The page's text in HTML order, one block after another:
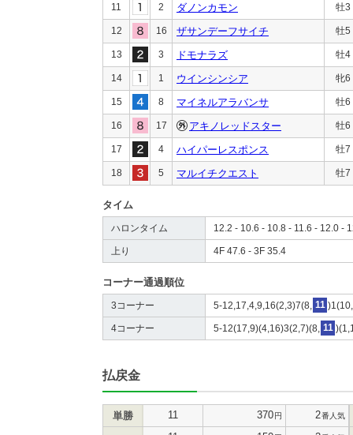
11 2 ダノンカモン 牡3
12 16 ザサンデーフサイチ 牡5
13 3 ドモナラズ 牡4
14 1 ウインシンシア 牝6
15 8 マイネルアラバンサ 牡6
16 17 アキノレッドスター 牡6
17 4 ハイパーレスポンス 牡7
18 5 マルイチクエスト 牡7
タイム
ハロンタイム 12.2 - 10.6 - 10.8 - 11.6 - 12.0 -
上り 4F 47.6 - 3F 35.4
コーナー通過順位
3コーナー 5-12,17,4,9,16(2,3)7(8, 11
4コーナー 5-12(17,9)(4,16)3(2,7)(8, 11
払戻金
単勝 11 370円 2番人気